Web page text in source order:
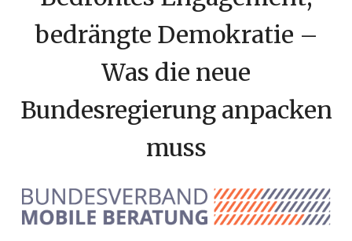
bedrängte Demokratie –
Was die neue
Bundesregierung anpacken
muss